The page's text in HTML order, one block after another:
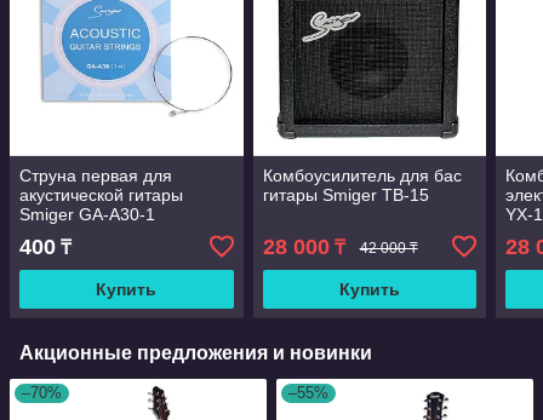
Струна первая для
акустической гитары
Smiger GA-A30-1
400 ₸
Купить
Комбоусилитель для бас
гитары Smiger TB-15
28 000₸ 42 000 ₸
Купить
YX-
28
Акционные предложения и новинки
–70% –55%